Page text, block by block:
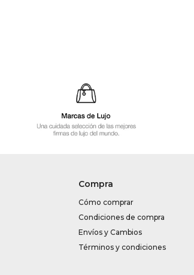
Compra
Cómo comprar
Condiciones de compra
Envíos y Cambios
Términos y condiciones